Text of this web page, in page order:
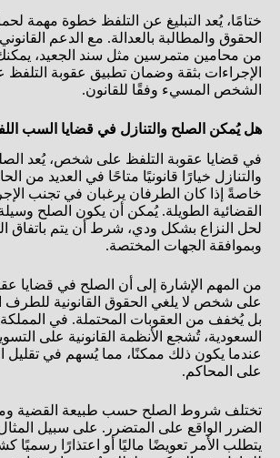
ختامًا، يُعد التبليغ عن التلفظ خطوة مهمة
الحقوق والمطالبة بالعدالة. مع الدعم
من محامين متمرسين مثل سند الجعيد، يمكنك
الإجراءات بثقة وضمان تطبيق عقوبة التلفظ
الشخص المسيء وفقًا للقانون.
هل يُمكن الصلح والتنازل في قضايا السب
في قضايا عقوبة التلفظ على شخص، يُعد
والتنازل خيارًا قانونيًا متاحًا في العديد من
خاصةً إذا كان الطرفان يرغبان في تجنب
القضائية الطويلة. يُمكن أن يكون الصلح
لحل النزاع بشكل ودي، شرط أن يتم باتفاق
وبموافقة الجهات المختصة.
من المهم الإشارة إلى أن الصلح في قضايا
على شخص لا يلغي الحقوق القانونية للطرف
بل يُخفف من العقوبات المحتملة. في المملكة
السعودية، تُشجع الأنظمة القانونية على
عندما يكون ذلك ممكنًا، مما يُسهم في تقليل
على المحاكم.
تختلف شروط الصلح حسب طبيعة القضية
الضرر الواقع على المتضرر. على سبيل
يتطلب الأمر تعويضًا ماليًا أو اعتذارًا رسميًا